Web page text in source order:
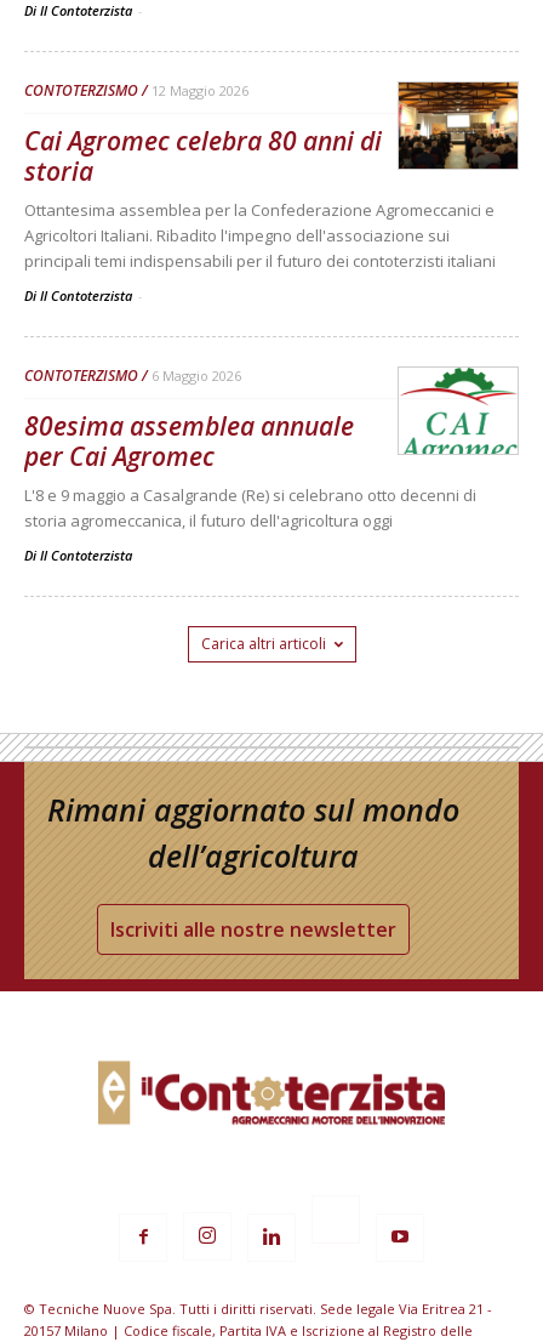
Di Il Contoterzista -
CONTOTERZISMO 12 Maggio 2026
Cai Agromec celebra 80 anni di
storia
Ottantesima assemblea per la Confederazione Agromeccanici e
Agricoltori Italiani. Ribadito l'impegno dell'associazione sui
principali temi indispensabili per il futuro dei contoterzisti italiani
Di Il Contoterzista -
CONTOTERZISMO 6 Maggio 2026
80esima assemblea annuale
per Cai Agromec
L'8 e 9 maggio a Casalgrande (Re) si celebrano otto decenni di
storia agromeccanica, il futuro dell'agricoltura oggi
Di Il Contoterzista
Carica altri articoli
Rimani aggiornato sul mondo
dell’agricoltura
Iscriviti alle nostre newsletter
© Tecniche Nuove Spa. Tutti i diritti riservati. Sede legale Via Eritrea 21 -
20157 Milano | Codice fiscale, Partita IVA e Iscrizione al Registro delle